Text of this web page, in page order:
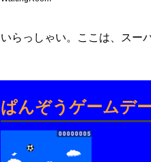
いらっしゃい。ここは、スー
ぱんぞうゲームデ